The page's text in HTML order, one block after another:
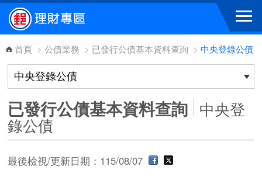
跳到主要內容區塊
首頁 > 公債業務 > 已發行公債基本資料查詢 > 中央登錄公債
已發行公債基本資料查詢 中央登
錄公債
最後檢視/更新日期：115/08/07